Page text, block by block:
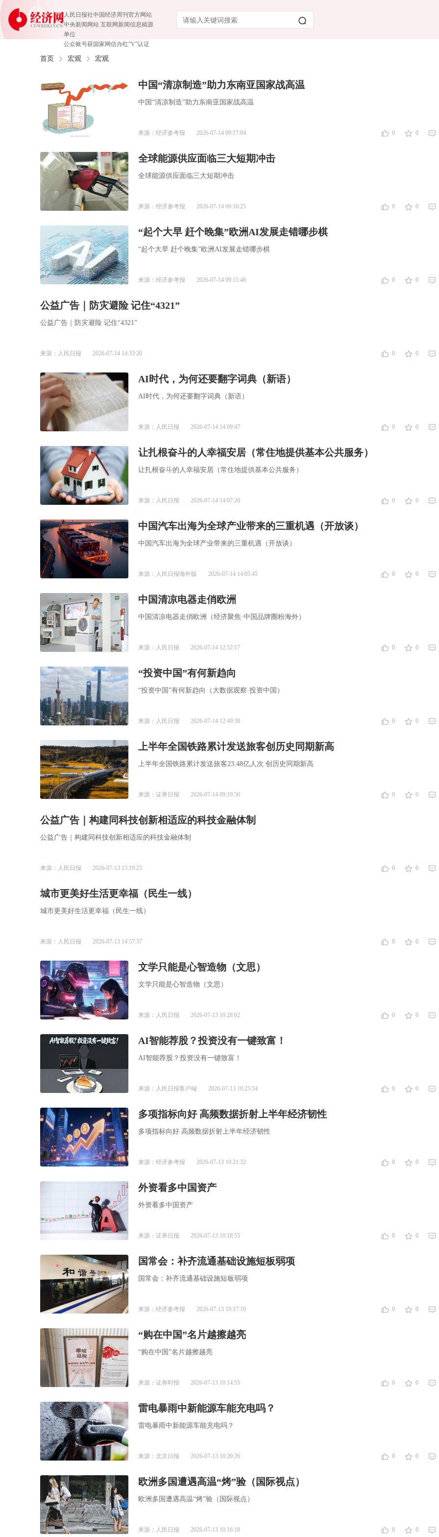
人民日报社中国经济周刊官方网站
中央新闻网站 互联网新闻信息稿源
单位
公众账号获国家网信办红“V”认证
首页 宏观 宏观
中国“清凉制造”助力东南亚国家战高温
中国“清凉制造”助力东南亚国家战高温
来源：经济参考报 2026-07-14 09:17:04 0 0
全球能源供应面临三大短期冲击
全球能源供应面临三大短期冲击
来源：经济参考报 2026-07-14 09:16:25 0 0
“起个大早 赶个晚集”欧洲AI发展走错哪步棋
“起个大早 赶个晚集”欧洲AI发展走错哪步棋
来源：经济参考报 2026-07-14 09:15:46 0 0
公益广告｜防灾避险 记住“4321”
公益广告｜防灾避险 记住“4321”
来源：人民日报 2026-07-14 14:33:20 0 0
AI时代，为何还要翻字词典（新语）
AI时代，为何还要翻字词典（新语）
来源：人民日报 2026-07-14 14:09:47 0 0
让扎根奋斗的人幸福安居（常住地提供基本公共服务）
让扎根奋斗的人幸福安居（常住地提供基本公共服务）
来源：人民日报 2026-07-14 14:07:20 0 0
中国汽车出海为全球产业带来的三重机遇（开放谈）
中国汽车出海为全球产业带来的三重机遇（开放谈）
来源：人民日报海外版 2026-07-14 14:05:45 0 0
中国清凉电器走俏欧洲
中国清凉电器走俏欧洲（经济聚焦·中国品牌圈粉海外）
来源：人民日报 2026-07-14 12:52:17 0 0
“投资中国”有何新趋向
“投资中国”有何新趋向（大数据观察·投资中国）
来源：人民日报 2026-07-14 12:49:38 0 0
上半年全国铁路累计发送旅客创历史同期新高
上半年全国铁路累计发送旅客23.48亿人次 创历史同期新高
来源：证券日报 2026-07-14 09:19:50 0 0
公益广告｜构建同科技创新相适应的科技金融体制
公益广告｜构建同科技创新相适应的科技金融体制
来源：人民日报 2026-07-13 15:19:25 0 0
城市更美好生活更幸福（民生一线）
城市更美好生活更幸福（民生一线）
来源：人民日报 2026-07-13 14:57:37 0 0
文学只能是心智造物（文思）
文学只能是心智造物（文思）
来源：人民日报 2026-07-13 10:28:02 0 0
AI智能荐股？投资没有一键致富！
AI智能荐股？投资没有一键致富！
来源：人民日报客户端 2026-07-13 10:25:54 0 0
多项指标向好 高频数据折射上半年经济韧性
多项指标向好 高频数据折射上半年经济韧性
来源：经济参考报 2026-07-13 10:21:32 0 0
外资看多中国资产
外资看多中国资产
来源：证券日报 2026-07-13 10:18:55 0 0
国常会：补齐流通基础设施短板弱项
国常会：补齐流通基础设施短板弱项
来源：经济参考报 2026-07-13 10:17:10 0 0
“购在中国”名片越擦越亮
“购在中国”名片越擦越亮
来源：证券时报 2026-07-13 10:14:55 0 0
雷电暴雨中新能源车能充电吗？
雷电暴雨中新能源车能充电吗？
来源：北京日报 2026-07-13 10:20:26 0 0
欧洲多国遭遇高温“烤”验（国际视点）
欧洲多国遭遇高温“烤”验（国际视点）
来源：人民日报 2026-07-13 10:16:18 0 0